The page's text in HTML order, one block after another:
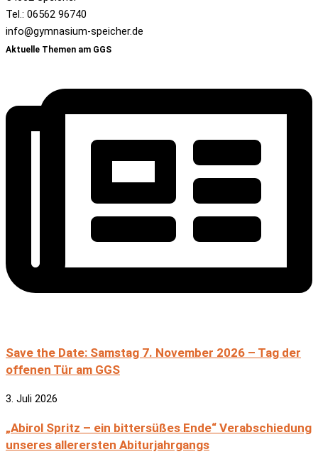
Tel.: 06562 96740
info@gymnasium-speicher.de
Aktuelle Themen am GGS
Save the Date: Samstag 7. November 2026 – Tag der
offenen Tür am GGS
3. Juli 2026
„Abirol Spritz – ein bittersüßes Ende“ Verabschiedung
unseres allerersten Abiturjahrgangs